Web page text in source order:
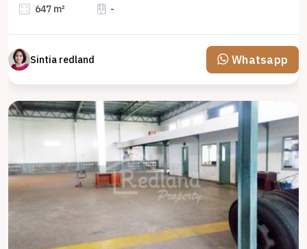
647 m² -
Sintia redland Whatsapp